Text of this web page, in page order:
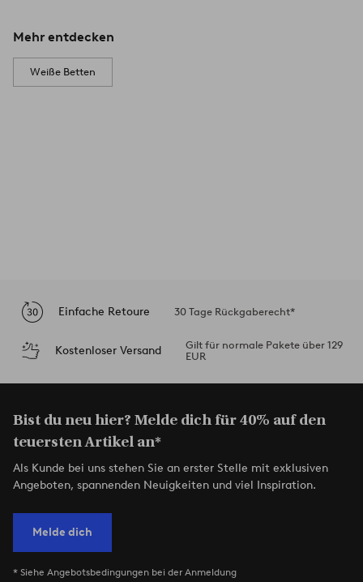
Mehr entdecken
Weiße Betten
Einfache Retoure 30 Tage Rückgaberecht*
Kostenloser Versand
Gilt für normale Pakete über 129
EUR
Bist du neu hier? Melde dich für 40% auf den
teuersten Artikel an*
Als Kunde bei uns stehen Sie an erster Stelle mit exklusiven
Angeboten, spannenden Neuigkeiten und viel Inspiration.
Melde dich
* Siehe Angebotsbedingungen bei der Anmeldung